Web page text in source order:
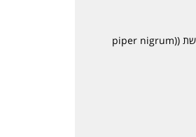
תאית צמחית (הכמוסה), מגנזיום סטארט (מונע התגיישות), תמצית פלפל שחור מיובשת ((piper nigrum